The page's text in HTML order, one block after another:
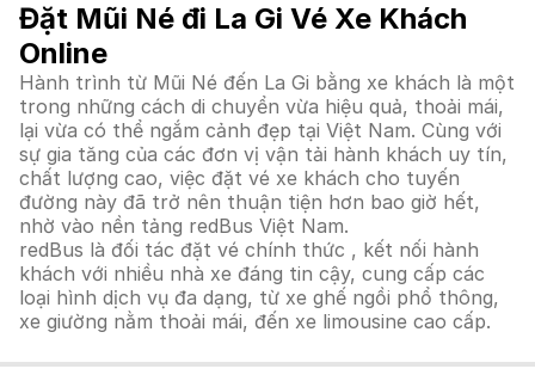
Đặt Mũi Né đi La Gi Vé Xe Khách
Online
Hành trình từ Mũi Né đến La Gi bằng xe khách là một
trong những cách di chuyển vừa hiệu quả, thoải mái,
lại vừa có thể ngắm cảnh đẹp tại Việt Nam. Cùng với
sự gia tăng của các đơn vị vận tải hành khách uy tín,
chất lượng cao, việc đặt vé xe khách cho tuyến
đường này đã trở nên thuận tiện hơn bao giờ hết,
nhờ vào nền tảng redBus Việt Nam.
redBus là đối tác đặt vé chính thức , kết nối hành
khách với nhiều nhà xe đáng tin cậy, cung cấp các
loại hình dịch vụ đa dạng, từ xe ghế ngồi phổ thông,
xe giường nằm thoải mái, đến xe limousine cao cấp.